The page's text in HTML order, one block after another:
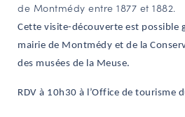
VOUS ÊTES…
Amateurs d’histoire et de patrimoine
de Montmédy entre 1877 et 1882.
Cette visite-découverte est possible
mairie de Montmédy et de la
des musées de la Meuse.
RDV à 10h30 à l’Office de tourisme